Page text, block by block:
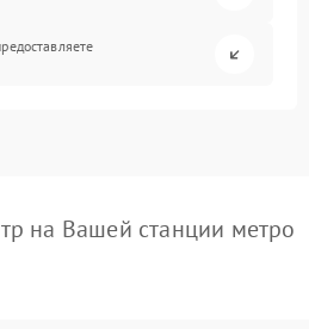
на Вашей станции метро